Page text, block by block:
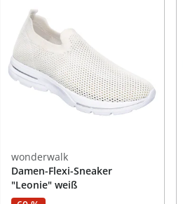
wonderwalk
Damen-Flexi-Sneaker
"Leonie" weiß